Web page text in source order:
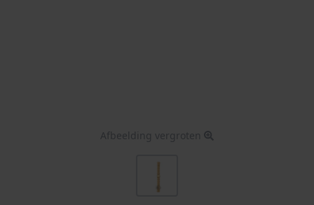
Afbeelding vergroten